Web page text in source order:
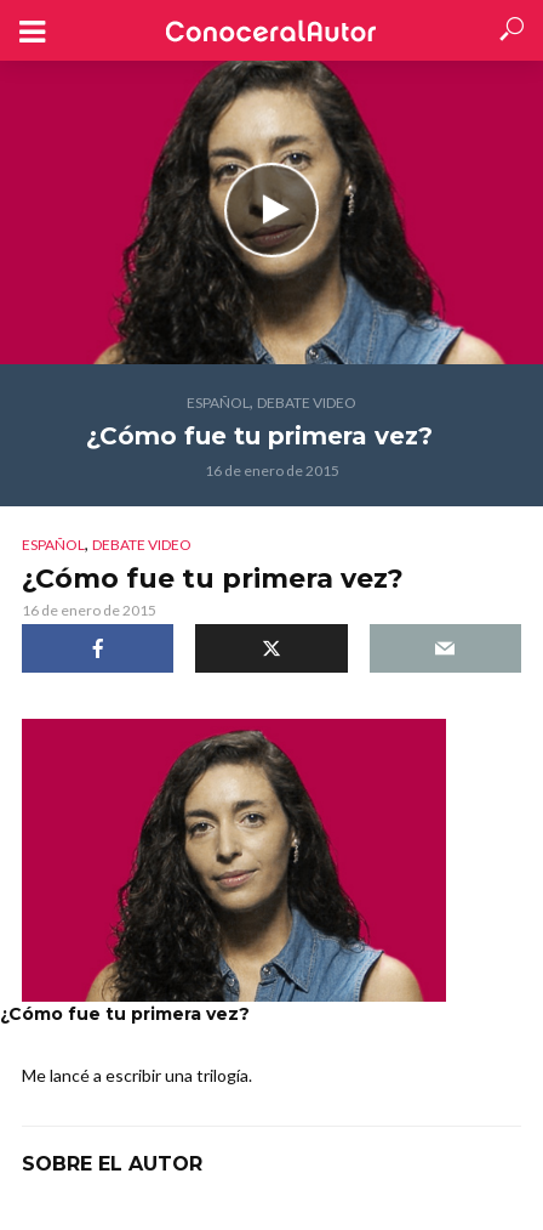
ESPAÑOL, DEBATE VIDEO
¿Cómo fue tu primera vez?
16 de enero de 2015
ESPAÑOL, DEBATE VIDEO
¿Cómo fue tu primera vez?
16 de enero de 2015
¿Cómo fue tu primera vez?
Me lancé a escribir una trilogía.
SOBRE EL AUTOR